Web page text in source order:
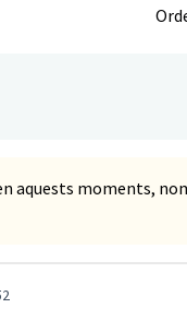
aquests moments,